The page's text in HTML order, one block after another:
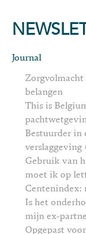
Journal
Zorgvolmacht
belangen
This is
Bestuurder in
verslaggeving
Gebruik van
moet ik op
Centenindex:
Is het
mijn ex-
Opgepast